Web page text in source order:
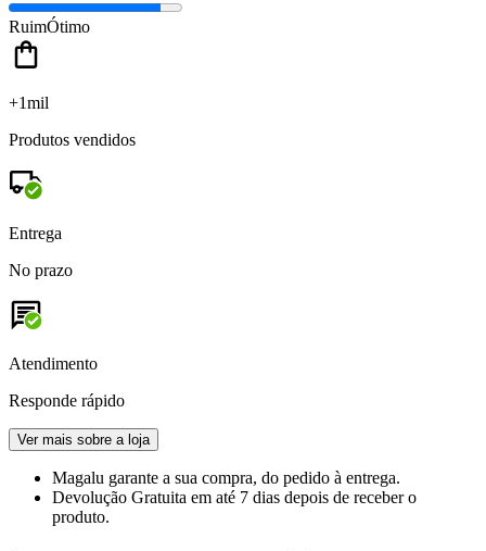
RuimÓtimo
+1mil
Produtos vendidos
Entrega
No prazo
Atendimento
Responde rápido
Ver mais sobre a loja
Magalu garante a sua compra, do pedido à entrega.
Devolução Gratuita em até 7 dias depois de receber o
produto.